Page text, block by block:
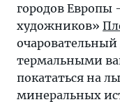
городов Европы
художников»
очаровательный
термальными
покататься на
минеральных